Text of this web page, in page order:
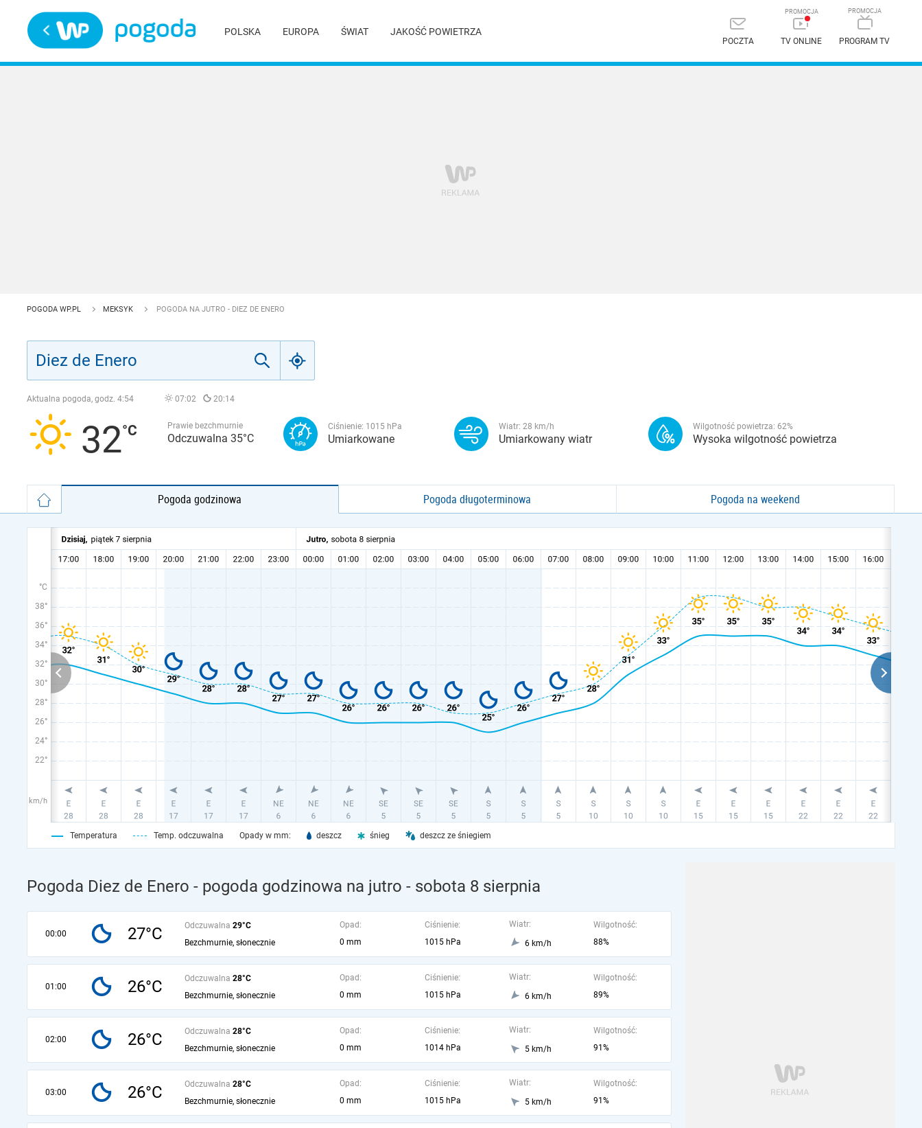
POLSKA EUROPA ŚWIAT JAKOŚĆ POWIETRZA
POCZTA TV ONLINE PROGRAM TV
POGODA WP.PL MEKSYK POGODA NA JUTRO - DIEZ DE ENERO
Aktualna pogoda, godz. 4:54 07:02 20:14
32 Prawie bezchmurnie
Odczuwalna 35°C
Ciśnienie: 1015 hPa
Umiarkowane
Wiatr: 28 km/h
Umiarkowany wiatr
Wilgotność powietrza: 62%
Wysoka wilgotność powietrza
Pogoda godzinowa Pogoda długoterminowa Pogoda na weekend
°C
38°
36°
34°
32°
30°
28°
26°
24°
22°
km/h
Temperatura Temp. odczuwalna Opady w mm: deszcz śnieg deszcz ze śniegiem
Pogoda Diez de Enero - pogoda godzinowa na jutro - sobota 8 sierpnia
00:00 27°C Odczuwalna 29°C
Bezchmurnie, słonecznie
Opad:
0 mm
Ciśnienie:
1015 hPa
Wiatr:
6 km/h
Wilgotność:
88%
01:00 26°C Odczuwalna 28°C
Bezchmurnie, słonecznie
Opad:
0 mm
Ciśnienie:
1015 hPa
Wiatr:
6 km/h
Wilgotność:
89%
02:00 26°C Odczuwalna 28°C
Bezchmurnie, słonecznie
Opad:
0 mm
Ciśnienie:
1014 hPa
Wiatr:
5 km/h
Wilgotność:
91%
03:00 26°C Odczuwalna 28°C
Bezchmurnie, słonecznie
Opad:
0 mm
Ciśnienie:
1015 hPa
Wiatr:
5 km/h
Wilgotność:
91%